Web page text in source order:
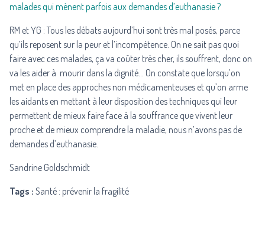
malades qui mènent parfois aux demandes d’euthanasie ?
RM et YG : Tous les débats aujourd’hui sont très mal posés, parce
qu’ils reposent sur la peur et l’incompétence. On ne sait pas quoi
faire avec ces malades, ça va coûter très cher, ils souffrent, donc on
va les aider à mourir dans la dignité… On constate que lorsqu’on
met en place des approches non médicamenteuses et qu’on arme
les aidants en mettant à leur disposition des techniques qui leur
permettent de mieux faire face à la souffrance que vivent leur
proche et de mieux comprendre la maladie, nous n’avons pas de
demandes d’euthanasie.
Sandrine Goldschmidt
Tags : Santé : prévenir la fragilité